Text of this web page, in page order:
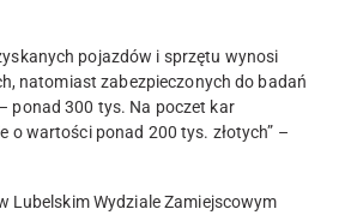
pojazdów i sprzętu wynosi
, natomiast zabezpieczonych do badań
ponad 300 tys. Na poczet kar
o wartości ponad 200 tys. złotych” –
Lubelskim Wydziale Zamiejscowym